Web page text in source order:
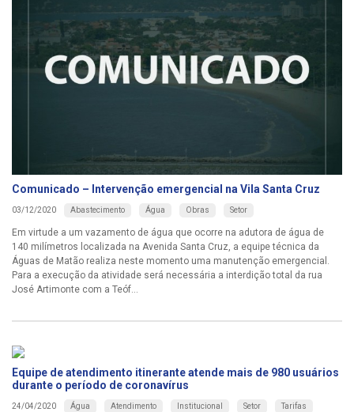
Comunicado – Intervenção emergencial na Vila Santa Cruz
03/12/2020 Abastecimento Água Obras Setor
Em virtude a um vazamento de água que ocorre na adutora de água de
140 milímetros localizada na Avenida Santa Cruz, a equipe técnica da
Águas de Matão realiza neste momento uma manutenção emergencial.
Para a execução da atividade será necessária a interdição total da rua
José Artimonte com a Teóf...
Equipe de atendimento itinerante atende mais de 980 usuários
durante o período de coronavírus
24/04/2020 Água Atendimento Institucional Setor Tarifas